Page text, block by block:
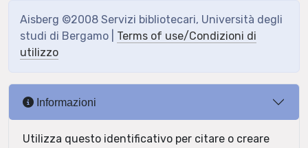
Aisberg ©2008 Servizi bibliotecari, Università degli
studi di Bergamo | Terms of use/Condizioni di
utilizzo
Informazioni
Utilizza questo identificativo per citare o creare